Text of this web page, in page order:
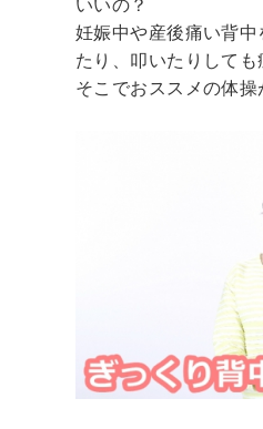
いいの？
妊娠中や産後痛い背
たり、叩いたりしても
そこでおススメの体操